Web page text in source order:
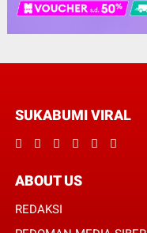
SUKABUMI VIRAL
ABOUT US
REDAKSI